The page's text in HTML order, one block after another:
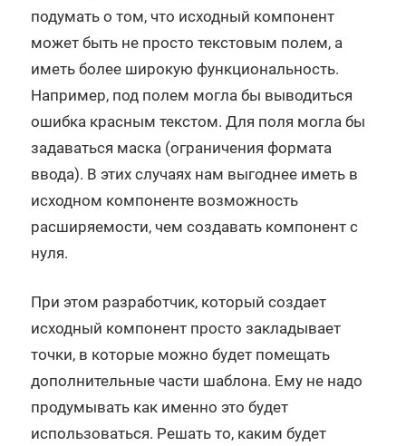
подумать о том, что исходный компонент
может быть не просто текстовым полем, а
иметь более широкую функциональность.
Например, под полем могла бы выводиться
ошибка красным текстом. Для поля могла бы
задаваться маска (ограничения формата
ввода). В этих случаях нам выгоднее иметь в
исходном компоненте возможность
расширяемости, чем создавать компонент с
нуля.
При этом разработчик, который создает
исходный компонент просто закладывает
точки, в которые можно будет помещать
дополнительные части шаблона. Ему не надо
продумывать как именно это будет
использоваться. Решать то, каким будет